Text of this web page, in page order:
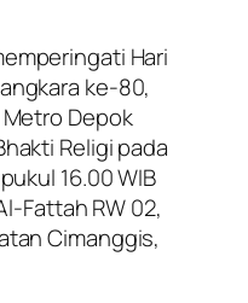
Hari
ke-80,
Depok
Religi pada
16.00 WIB
Fattah RW 02,
Cimanggis,